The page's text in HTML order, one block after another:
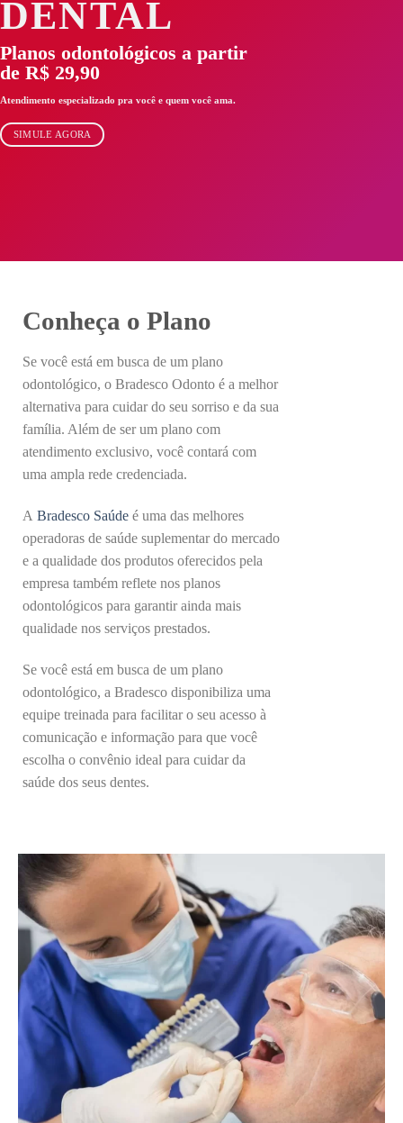
DENTAL
Planos odontológicos a partir
de R$ 29,90
Atendimento especializado pra você e quem você ama.
SIMULE AGORA
Conheça o Plano
Se você está em busca de um plano
odontológico, o Bradesco Odonto é a melhor
alternativa para cuidar do seu sorriso e da sua
família. Além de ser um plano com
atendimento exclusivo, você contará com
uma ampla rede credenciada.
A Bradesco Saúde é uma das melhores
operadoras de saúde suplementar do mercado
e a qualidade dos produtos oferecidos pela
empresa também reflete nos planos
odontológicos para garantir ainda mais
qualidade nos serviços prestados.
Se você está em busca de um plano
odontológico, a Bradesco disponibiliza uma
equipe treinada para facilitar o seu acesso à
comunicação e informação para que você
escolha o convênio ideal para cuidar da
saúde dos seus dentes.